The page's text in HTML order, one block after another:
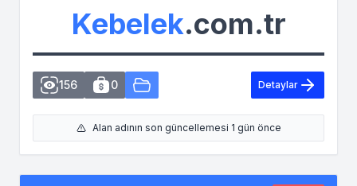
Kebelek.com.tr
156 0 Detaylar
Alan adının son güncellemesi 1 gün önce